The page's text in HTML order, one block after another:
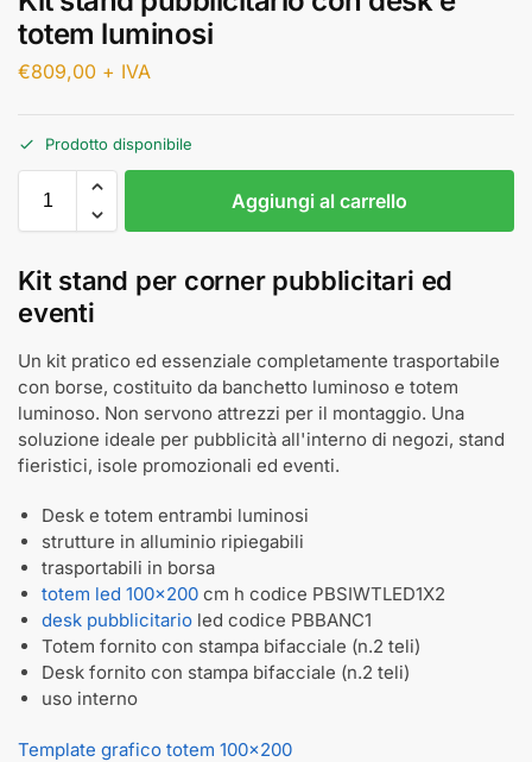
totem luminosi
€809,00 + IVA
Prodotto disponibile
Aggiungi al carrello
Kit stand per corner pubblicitari ed
eventi
Un kit pratico ed essenziale completamente trasportabile
con borse, costituito da banchetto luminoso e totem
luminoso. Non servono attrezzi per il montaggio. Una
soluzione ideale per pubblicità all'interno di negozi, stand
fieristici, isole promozionali ed eventi.
Desk e totem entrambi luminosi
strutture in alluminio ripiegabili
trasportabili in borsa
totem led 100x200 cm h codice PBSIWTLED1X2
desk pubblicitario led codice PBBANC1
Totem fornito con stampa bifacciale (n.2 teli)
Desk fornito con stampa bifacciale (n.2 teli)
uso interno
Template grafico totem 100x200